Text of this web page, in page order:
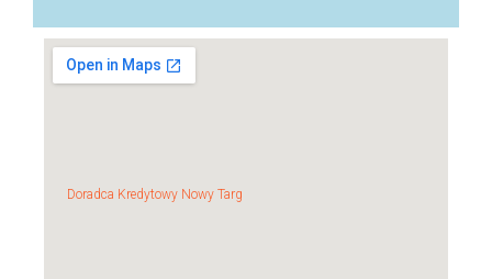
Doradca Kredytowy Nowy Targ